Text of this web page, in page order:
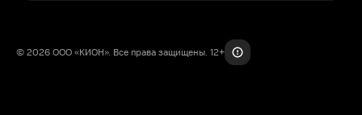
© 2026 ООО «КИОН». Все права защищены. 12+